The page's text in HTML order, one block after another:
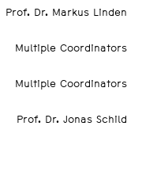
Prof. Dr. Markus Linden
Multiple Coordinators
Multiple Coordinators
Prof. Dr. Jonas Schild